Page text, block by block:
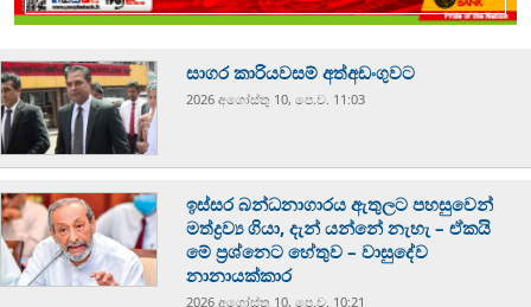
සාගර කාරියවසම් අත්අඩංගුවට
2026 අගෝස්‍තු 10, පෙ.ව. 11:03
ඉස්සර බන්ධනාගාරය ඇතුලට පහසුවෙන්
මත්ද්‍රව්‍ය ගියා, දැන් යන්නේ නැහැ – ඒකයි
මේ ප්‍රශ්නෙට හේතුව – වාසුදේව
නානායක්කාර
2026 අගෝස්‍තු 10, පෙ.ව. 10:21